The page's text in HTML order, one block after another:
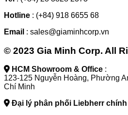
Hotline : (+84) 918 6655 68
Email : sales@giaminhcorp.vn
© 2023 Gia Minh Corp. All
HCM Showroom & Office :
123-125 Nguyễn Hoàng, Phường
Chí Minh
Đại lý phân phối Liebherr